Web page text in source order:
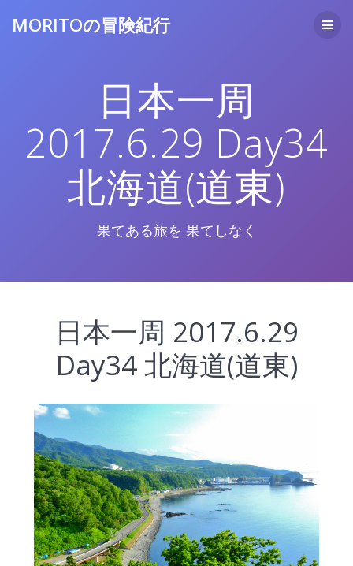
ッ
プ
MORITOの冒険紀行
日本一周
2017.6.29 Day34
北海道(道東)
果てある旅を 果てしなく
日本一周 2017.6.29
Day34 北海道(道東)